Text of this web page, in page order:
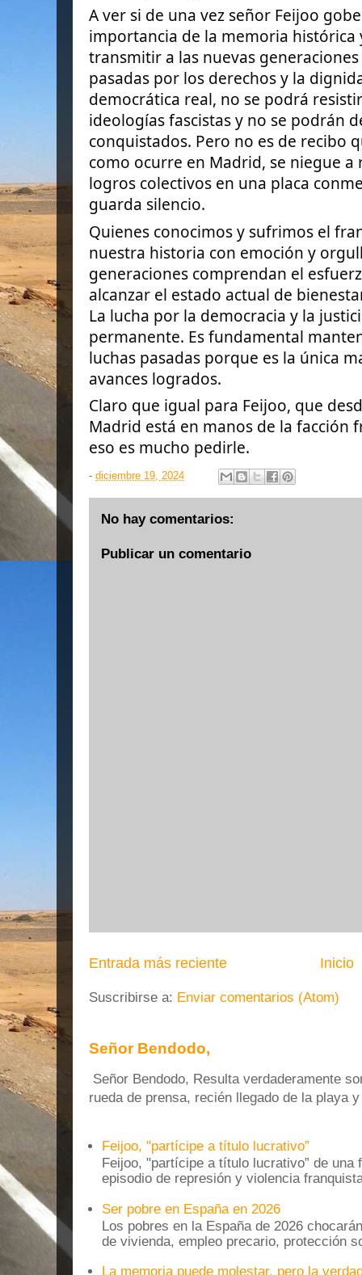
A ver si de una vez señor Feijoo
importancia de la memoria histórica
transmitir a las nuevas
pasadas por los derechos y la
democrática real, no se podrá
ideologías fascistas y no se podrán
conquistados. Pero no es de recibo
como ocurre en Madrid, se niegue
logros colectivos en una placa
guarda silencio.
Quienes conocimos y sufrimos el
nuestra historia con emoción y
generaciones comprendan el
alcanzar el estado actual de
La lucha por la democracia y la
permanente. Es fundamental
luchas pasadas porque es la única
avances logrados.
Claro que igual para Feijoo, que
Madrid está en manos de la facción
eso es mucho pedirle.
- diciembre 19, 2024
No hay comentarios:
Publicar un comentario
Entrada más reciente Inicio
Suscribirse a: Enviar comentarios (Atom)
Señor Bendodo,
Señor Bendodo, Resulta verdaderamente
rueda de prensa, recién llegado de la playa
Feijoo, "partícipe a título lucrativo”
Feijoo, "partícipe a título lucrativo” de una
episodio de represión y violencia
Ser pobre en España en 2026
Los pobres en la España de 2026
de vivienda, empleo precario, protección
La memoria puede molestar, pero la